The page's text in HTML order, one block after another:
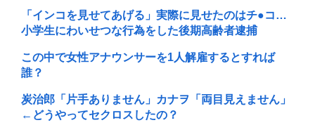
「インコを見せてあげる」実際に見せたのはチ●コ…
小学生にわいせつな行為をした後期高齢者逮捕
この中で女性アナウンサーを1人解雇するとすれば
誰？
炭治郎「片手ありません」カナヲ「両目見えません」
←どうやってセクロスしたの？